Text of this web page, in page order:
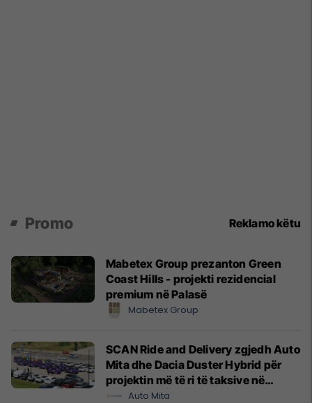
Promo Reklamo këtu
Mabetex Group prezanton Green
Coast Hills - projekti rezidencial
premium në Palasë
Mabetex Group
SCAN Ride and Delivery zgjedh Auto
Mita dhe Dacia Duster Hybrid për
projektin më të ri të taksive në
Prishtinë
Auto Mita